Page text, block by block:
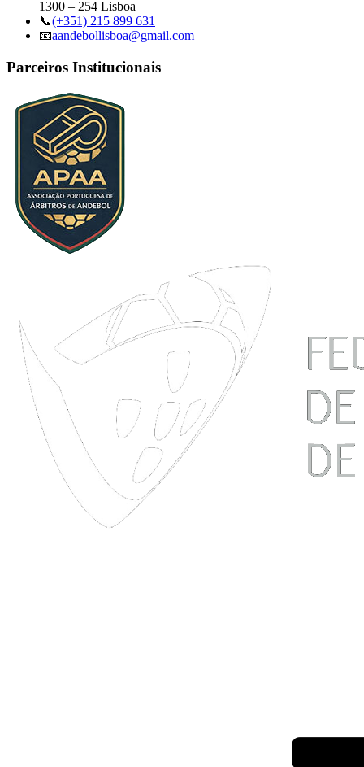
1300 – 254 Lisboa
📞(+351) 215 899 631
📧aandebollisboa@gmail.com
Parceiros Institucionais